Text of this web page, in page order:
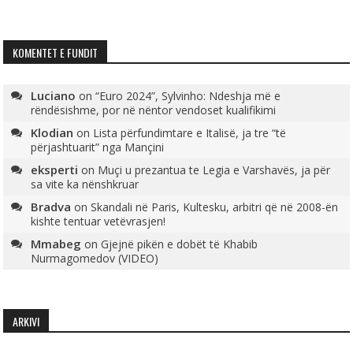
KOMENTET E FUNDIT
Luciano on“Euro 2024”, Sylvinho: Ndeshja më e
rëndësishme, por në nëntor vendoset kualifikimi
Klodian on Lista përfundimtare e Italisë, ja tre “të
përjashtuarit” nga Mançini
eksperti on Muçi u prezantua te Legia e Varshavës, ja për
sa vite ka nënshkruar
Bradva onSkandali në Paris, Kultesku, arbitri që në 2008-ën
kishte tentuar vetëvrasjen!
Mmabeg onGjejnë pikën e dobët të Khabib
Nurmagomedov (VIDEO)
ARKIVI